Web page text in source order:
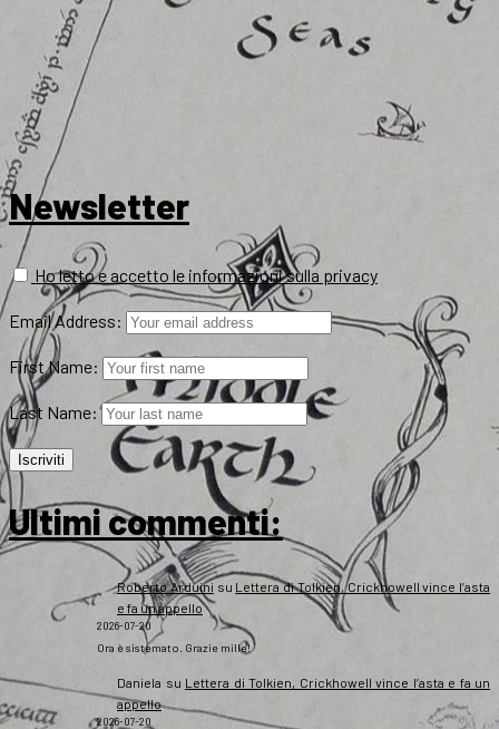
Newsletter
Ho letto e accetto le informazioni sulla privacy
Email Address:
First Name:
Last Name:
Ultimi commenti:
Roberto Arduini su Lettera di Tolkien, Crickhowell vince l’asta
e fa un appello
2026-07-20
Ora è sistemato. Grazie mille!
Daniela su Lettera di Tolkien, Crickhowell vince l’asta e fa un
appello
2026-07-20